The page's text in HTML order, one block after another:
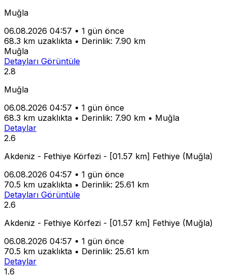
Muğla
06.08.2026 04:57 • 1 gün önce
68.3 km uzaklıkta • Derinlik: 7.90 km
Muğla
Detayları Görüntüle
2.8
Muğla
06.08.2026 04:57 • 1 gün önce
68.3 km uzaklıkta • Derinlik: 7.90 km • Muğla
Detaylar
2.6
Akdeniz - Fethiye Körfezi - [01.57 km] Fethiye (Muğla)
06.08.2026 04:57 • 1 gün önce
70.5 km uzaklıkta • Derinlik: 25.61 km
Detayları Görüntüle
2.6
Akdeniz - Fethiye Körfezi - [01.57 km] Fethiye (Muğla)
06.08.2026 04:57 • 1 gün önce
70.5 km uzaklıkta • Derinlik: 25.61 km
Detaylar
1.6